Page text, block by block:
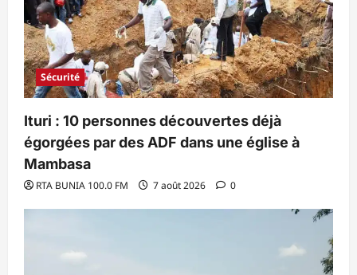
Sécurité
Ituri : 10 personnes découvertes déjà
égorgées par des ADF dans une église à
Mambasa
RTA BUNIA 100.0 FM 7 août 2026 0